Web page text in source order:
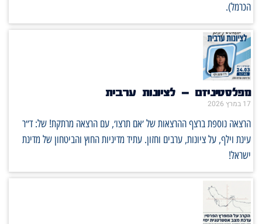
הכרמל).
מפלסטיניזם – לציונות ערבית
17 במרץ 2026
הרצאה נוספת ברצף ההרצאות של ׳אם תרצו׳, עם הרצאה מרתקת! של: ד״ר
עינת וילף, על ציונות, ערבים וחזון. עתיד מדיניות החוץ והביטחון של מדינת
ישראל!